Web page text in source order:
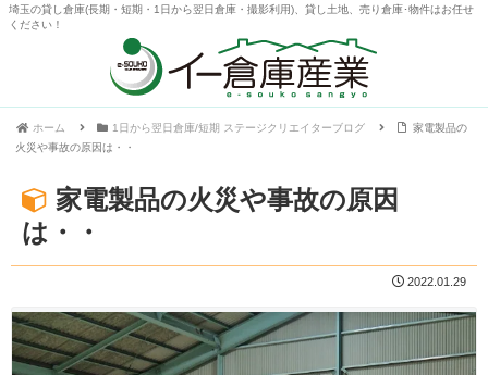
埼玉の貸し倉庫(長期・短期・1日から翌日倉庫・撮影利用)、貸し土地、売り倉庫･物件はお任せ
ください！
ホーム 1日から翌日倉庫/短期 ステージクリエイターブログ
家電製品の
火災や事故の原因は・・
家電製品の火災や事故の原因
は・・
2022.01.29